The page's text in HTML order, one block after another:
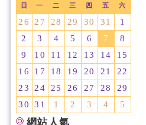
日 一 二 三 四 五 六
26 27 28 29 30 31
1
2
3 4 5 6 7
8
9
10 11 12 13 14
15
16
17 18 19 20 21
22
23
24 25 26 27 28
29
30
31 1 2 3 4 5
網站人氣